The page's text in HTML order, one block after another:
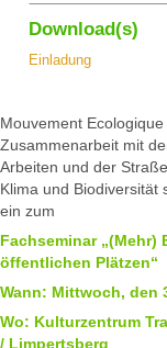
Download(s)
Einladung
Mouvement
Zusammenarbeit mit
Arbeiten und der
Klima und Biodiversität
ein zum
Fachseminar „(Mehr)
öffentlichen Plätzen“
Wann: Mittwoch, den
Wo: Kulturzentrum
/ Limpertsberg